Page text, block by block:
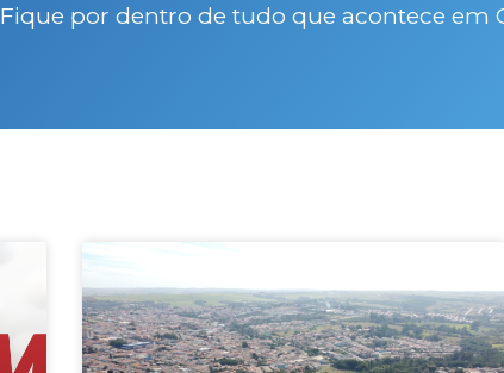
Fique por dentro de tudo que acontece em